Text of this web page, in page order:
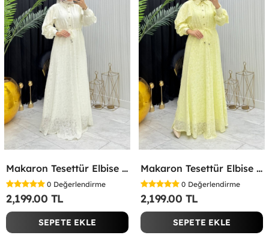
Makaron Tesettür Elbise Beyaz Beyaz
0 Değerlendirme
2,199.00 TL
SEPETE EKLE
Makaron Tesettür Elbise Sarı Sarı
0 Değerlendirme
2,199.00 TL
SEPETE EKLE